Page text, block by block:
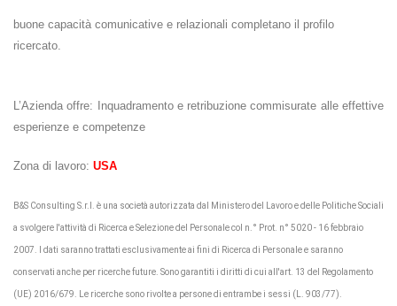
buone capacità comunicative e relazionali completano il profilo
ricercato.
L’Azienda offre: Inquadramento e retribuzione commisurate alle effettive
esperienze e competenze
Zona di lavoro: USA
B&S Consulting S.r.l. è una società autorizzata dal Ministero del Lavoro e delle Politiche Sociali
a svolgere l'attività di Ricerca e Selezione del Personale col n.° Prot. n° 5020 - 16 febbraio
2007. I dati saranno trattati esclusivamente ai fini di Ricerca di Personale e saranno
conservati anche per ricerche future. Sono garantiti i diritti di cui all'art. 13 del Regolamento
(UE) 2016/679. Le ricerche sono rivolte a persone di entrambe i sessi (L. 903/77).